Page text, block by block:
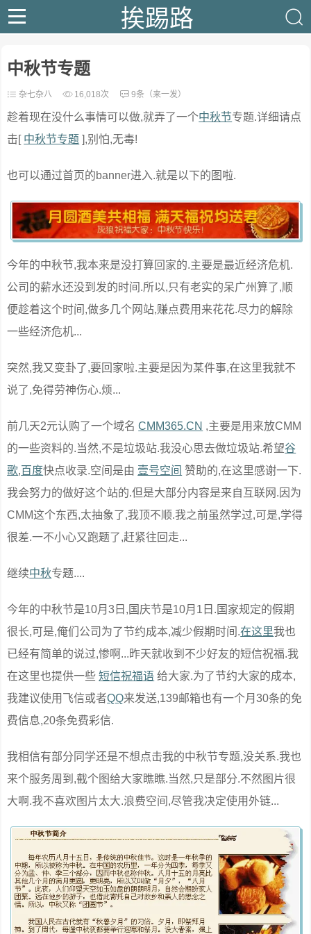
挨踢路
中秋节专题
杂七杂八 16,018次 9条（来一发）
趁着现在没什么事情可以做,就弄了一个中秋节专题.详细请点
击[ 中秋节专题 ],别怕,无毒!
也可以通过首页的banner进入.就是以下的图啦.
今年的中秋节,我本来是没打算回家的.主要是最近经济危机.
公司的薪水还没到发的时间.所以,只有老实的呆广州算了,顺
便趁着这个时间,做多几个网站,赚点费用来花花.尽力的解除
一些经济危机...
突然,我又变卦了,要回家啦.主要是因为某件事,在这里我就不
说了,免得劳神伤心.烦...
前几天2元认购了一个域名CMM365.CN ,主要是用来放CMM
的一些资料的.当然,不是垃圾站.我没心思去做垃圾站.希望谷
歌,百度快点收录.空间是由 壹号空间 赞助的,在这里感谢一下.
我会努力的做好这个站的.但是大部分内容是来自互联网.因为
CMM这个东西,太抽象了,我顶不顺.我之前虽然学过,可是,学得
很差.一不小心又跑题了,赶紧往回走...
继续中秋专题....
今年的中秋节是10月3日,国庆节是10月1日.国家规定的假期
很长,可是,俺们公司为了节约成本,减少假期时间.在这里我也
已经有简单的说过,惨啊...昨天就收到不少好友的短信祝福.我
在这里也提供一些短信祝福语 给大家.为了节约大家的成本,
我建议使用飞信或者QQ来发送,139邮箱也有一个月30条的免
费信息,20条免费彩信.
我相信有部分同学还是不想点击我的中秋节专题,没关系.我也
来个服务周到,截个图给大家瞧瞧.当然,只是部分.不然图片很
大啊.我不喜欢图片太大.浪费空间,尽管我决定使用外链...